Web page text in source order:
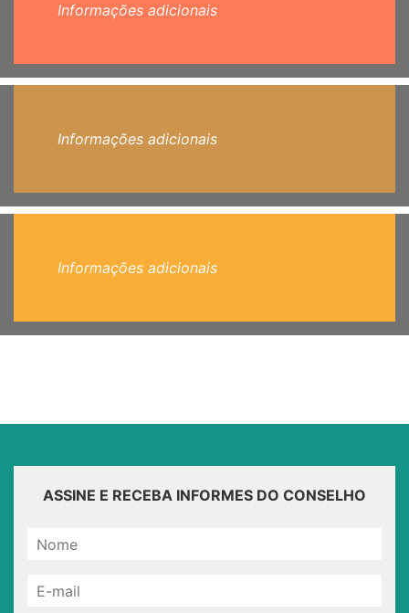
Informações adicionais
Informações adicionais
Informações adicionais
ASSINE E RECEBA INFORMES DO CONSELHO